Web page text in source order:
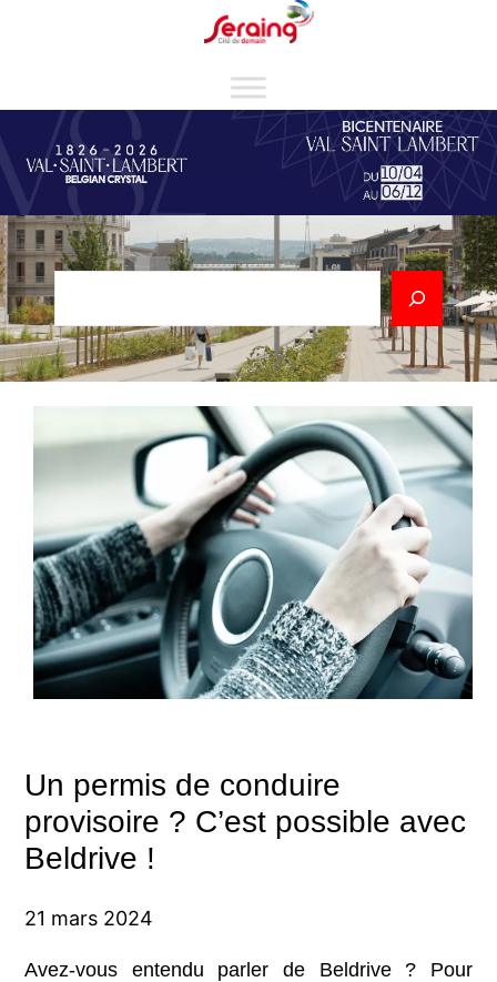
Rechercher
Un permis de conduire
provisoire ? C’est possible avec
Beldrive !
21 mars 2024
Avez-vous entendu parler de Beldrive ? Pour
Cookies management panel